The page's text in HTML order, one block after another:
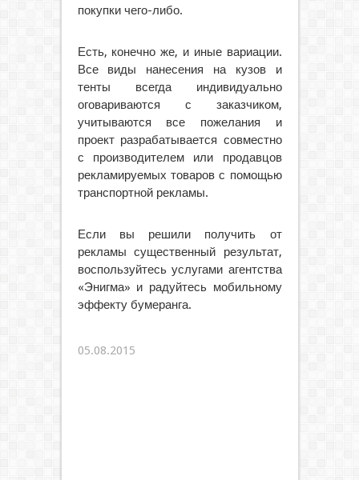
покупки чего-либо.
Есть, конечно же, и иные вариации.
Все виды нанесения на кузов и
тенты всегда индивидуально
оговариваются с заказчиком,
учитываются все пожелания и
проект разрабатывается совместно
с производителем или продавцов
рекламируемых товаров с помощью
транспортной рекламы.
Если вы решили получить от
рекламы существенный результат,
воспользуйтесь услугами агентства
«Энигма» и радуйтесь мобильному
эффекту бумеранга.
05.08.2015